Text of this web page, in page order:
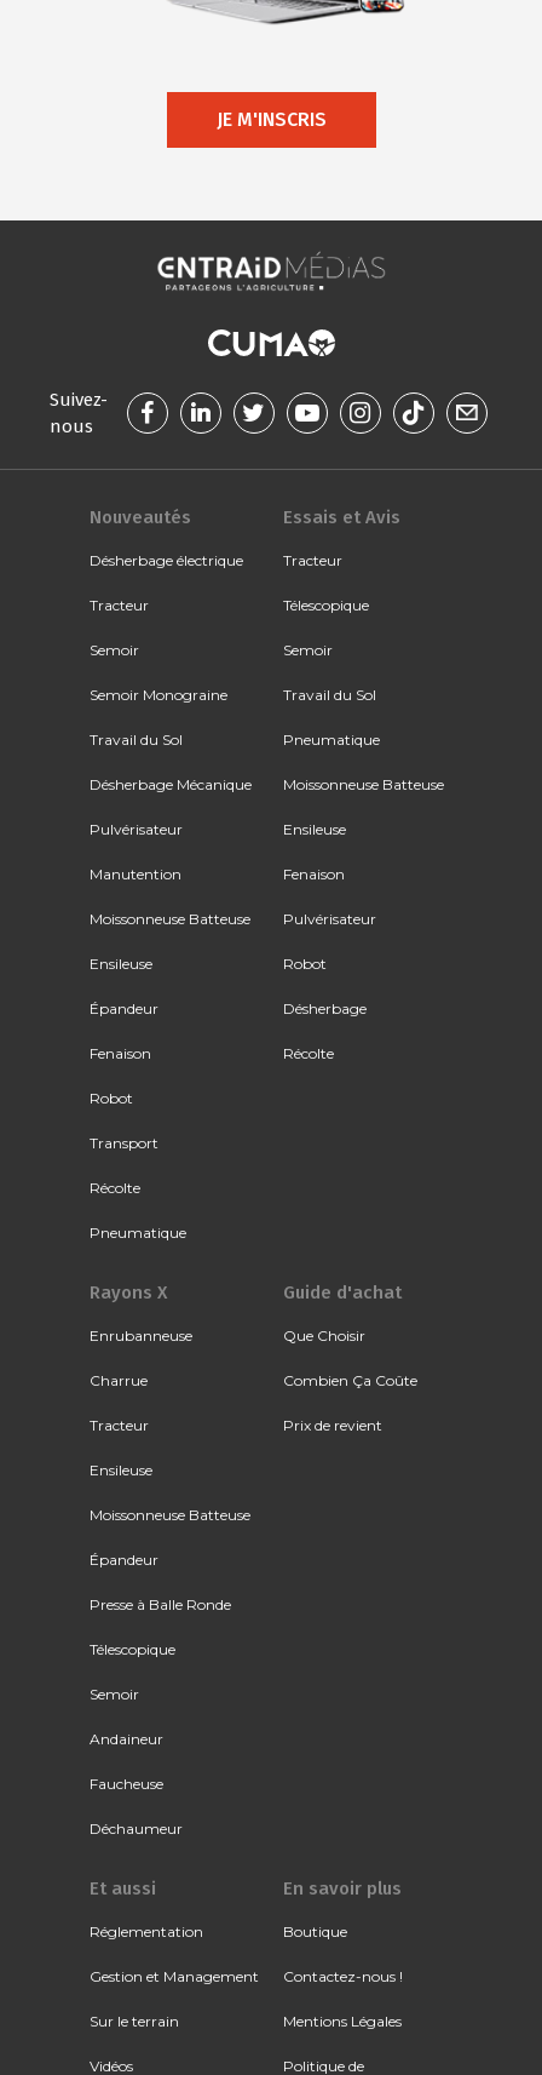
JE M'INSCRIS
Suivez-
nous
Nouveautés
Désherbage électrique
Tracteur
Semoir
Semoir Monograine
Travail du Sol
Désherbage Mécanique
Pulvérisateur
Manutention
Moissonneuse Batteuse
Ensileuse
Épandeur
Fenaison
Robot
Transport
Récolte
Pneumatique
Essais et Avis
Tracteur
Télescopique
Semoir
Travail du Sol
Pneumatique
Moissonneuse Batteuse
Ensileuse
Fenaison
Pulvérisateur
Robot
Désherbage
Récolte
Rayons X
Enrubanneuse
Charrue
Tracteur
Ensileuse
Moissonneuse Batteuse
Épandeur
Presse à Balle Ronde
Télescopique
Semoir
Andaineur
Faucheuse
Déchaumeur
Guide d'achat
Que Choisir
Combien Ça Coûte
Prix de revient
Et aussi
Réglementation
Gestion et Management
Sur le terrain
Vidéos
En savoir plus
Boutique
Contactez-nous !
Mentions Légales
Politique de